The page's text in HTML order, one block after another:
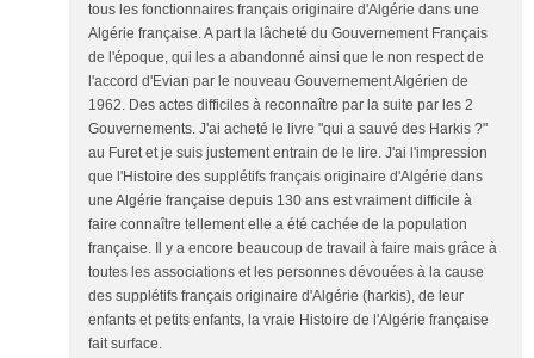
tous les fonctionnaires français originaire d'Algérie dans une
Algérie française. A part la lâcheté du Gouvernement Français
de l'époque, qui les a abandonné ainsi que le non respect de
l'accord d'Evian par le nouveau Gouvernement Algérien de
1962. Des actes difficiles à reconnaître par la suite par les 2
Gouvernements. J'ai acheté le livre "qui a sauvé des Harkis ?"
au Furet et je suis justement entrain de le lire. J'ai l'impression
que l'Histoire des supplétifs français originaire d'Algérie dans
une Algérie française depuis 130 ans est vraiment difficile à
faire connaître tellement elle a été cachée de la population
française. Il y a encore beaucoup de travail à faire mais grâce à
toutes les associations et les personnes dévouées à la cause
des supplétifs français originaire d'Algérie (harkis), de leur
enfants et petits enfants, la vraie Histoire de l'Algérie française
fait surface.